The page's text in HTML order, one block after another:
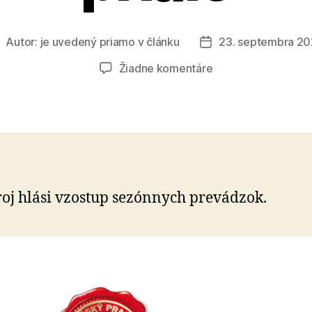
Autor: je uvedený priamo v článku
Dátum
23. septembra
Žiadne komentárena
prialo
hlási vzostup sezónnych prevádzok.